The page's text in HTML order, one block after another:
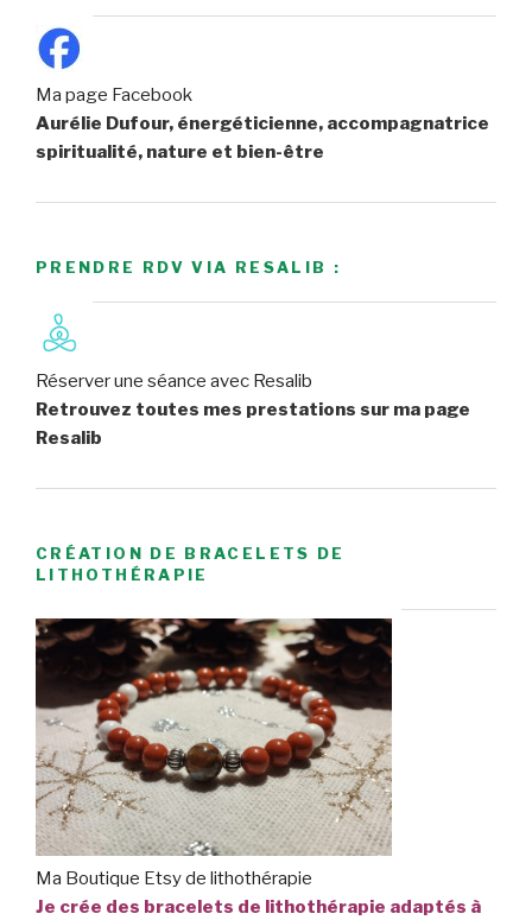
Ma page Facebook
Aurélie Dufour, énergéticienne, accompagnatrice
spiritualité, nature et bien-être
PRENDRE RDV VIA RESALIB :
Réserver une séance avec Resalib
Retrouvez toutes mes prestations sur ma page
Resalib
CRÉATION DE BRACELETS DE
LITHOTHÉRAPIE
Ma Boutique Etsy de lithothérapie
Je crée des bracelets de lithothérapie adaptés à